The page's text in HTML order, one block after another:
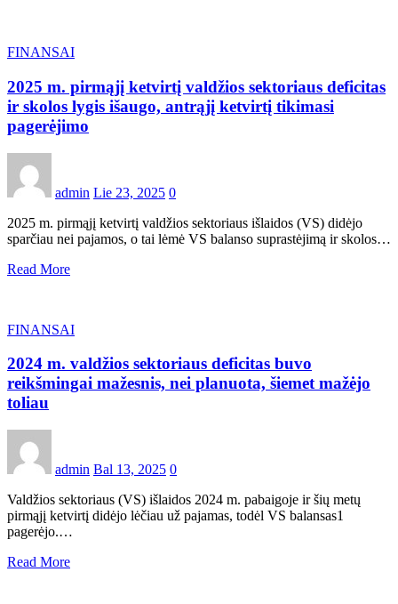
FINANSAI
2025 m. pirmąjį ketvirtį valdžios sektoriaus deficitas
ir skolos lygis išaugo, antrąjį ketvirtį tikimasi
pagerėjimo
admin Lie 23, 2025 0
2025 m. pirmąjį ketvirtį valdžios sektoriaus išlaidos (VS) didėjo
sparčiau nei pajamos, o tai lėmė VS balanso suprastėjimą ir skolos…
Read More
FINANSAI
2024 m. valdžios sektoriaus deficitas buvo
reikšmingai mažesnis, nei planuota, šiemet mažėjo
toliau
admin Bal 13, 2025 0
Valdžios sektoriaus (VS) išlaidos 2024 m. pabaigoje ir šių metų
pirmąjį ketvirtį didėjo lėčiau už pajamas, todėl VS balansas1
pagerėjo.…
Read More